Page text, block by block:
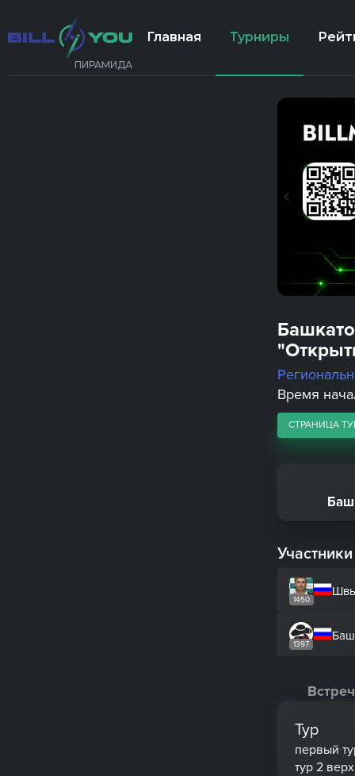
ПИРАМИДА
Главная Турниры
Время
СТРАНИЦА
1450
1397
Тур
первый
тур 2